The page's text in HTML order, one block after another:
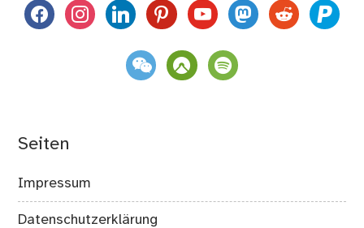
facebookinstagramlinkedinpinterestyoutubemastodon
reddit paypal
weixin komootspotify
Seiten
Impressum
Datenschutzerklärung